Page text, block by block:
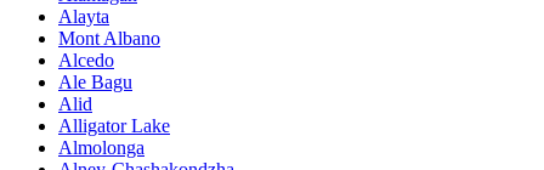
Alayta
Mont Albano
Alcedo
Ale Bagu
Alid
Alligator Lake
Almolonga